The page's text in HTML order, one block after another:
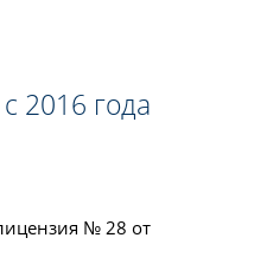
2016 года
№ 28 от